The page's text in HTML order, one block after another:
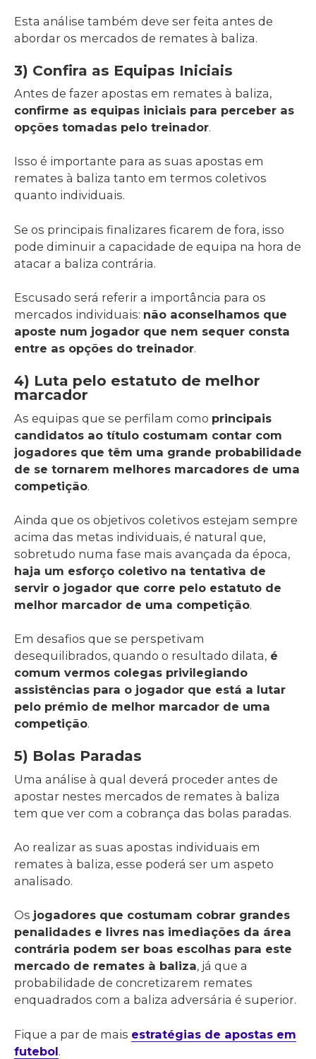
Esta análise também deve ser feita antes de
abordar os mercados de remates à baliza.
3) Confira as Equipas Iniciais
Antes de fazer apostas em remates à baliza,
confirme as equipas iniciais para perceber as
opções tomadas pelo treinador.
Isso é importante para as suas apostas em
remates à baliza tanto em termos coletivos
quanto individuais.
Se os principais finalizares ficarem de fora, isso
pode diminuir a capacidade de equipa na hora de
atacar a baliza contrária.
Escusado será referir a importância para os
mercados individuais: não aconselhamos que
aposte num jogador que nem sequer consta
entre as opções do treinador.
4) Luta pelo estatuto de melhor
marcador
As equipas que se perfilam como principais
candidatos ao título costumam contar com
jogadores que têm uma grande probabilidade
de se tornarem melhores marcadores de uma
competição.
Ainda que os objetivos coletivos estejam sempre
acima das metas individuais, é natural que,
sobretudo numa fase mais avançada da época,
haja um esforço coletivo na tentativa de
servir o jogador que corre pelo estatuto de
melhor marcador de uma competição.
Em desafios que se perspetivam
desequilibrados, quando o resultado dilata, é
comum vermos colegas privilegiando
assistências para o jogador que está a lutar
pelo prémio de melhor marcador de uma
competição.
5) Bolas Paradas
Uma análise à qual deverá proceder antes de
apostar nestes mercados de remates à baliza
tem que ver com a cobrança das bolas paradas.
Ao realizar as suas apostas individuais em
remates à baliza, esse poderá ser um aspeto
analisado.
Os jogadores que costumam cobrar grandes
penalidades e livres nas imediações da área
contrária podem ser boas escolhas para este
mercado de remates à baliza, já que a
probabilidade de concretizarem remates
enquadrados com a baliza adversária é superior.
Fique a par de mais estratégias de apostas em
futebol.